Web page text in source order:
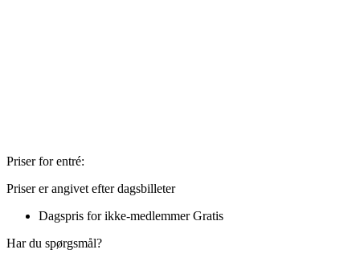
Priser for entré:
Priser er angivet efter dagsbilleter
Dagspris for ikke-medlemmerGratis
Har du spørgsmål?